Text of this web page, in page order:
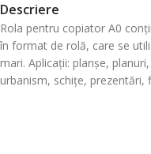
Descriere
Rola pentru copiator A0
în format de rolă, care se
mari. Aplicații: planșe,
urbanism, schițe, prezentări,